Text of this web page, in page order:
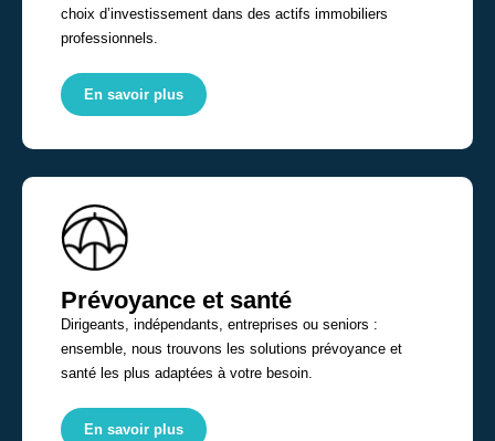
choix d’investissement dans des actifs immobiliers
professionnels.
En savoir plus
Prévoyance et santé
Dirigeants, indépendants, entreprises ou seniors :
ensemble, nous trouvons les solutions prévoyance et
santé les plus adaptées à votre besoin.
En savoir plus